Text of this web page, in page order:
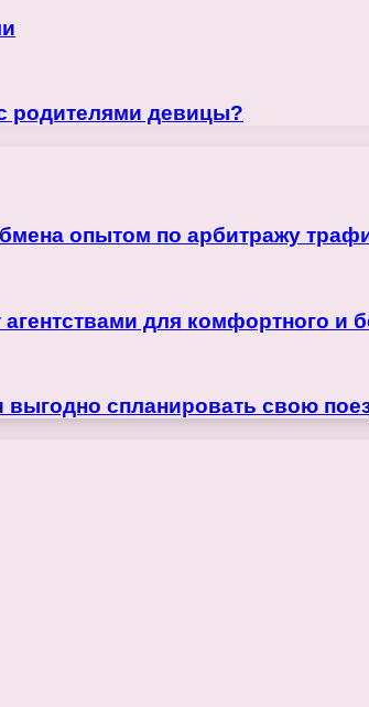
родителями девицы?
опытом по арбитражу
для комфортного и
спланировать свою